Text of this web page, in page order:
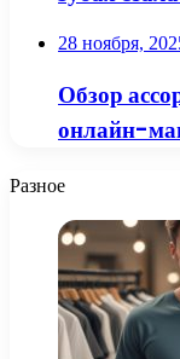
28 ноября,
Обзор
онлайн-
Разное